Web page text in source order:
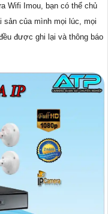
Wifi Imou, bạn có thể chủ
sản của mình mọi lúc, mọi
được ghi lại và thông báo